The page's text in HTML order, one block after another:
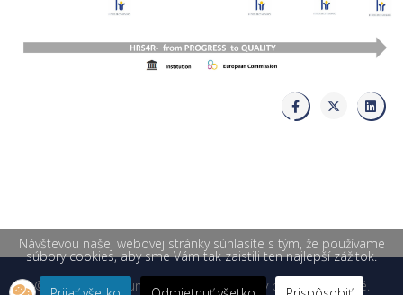
© 2026 Žilinská univerzita v Žiline. Všetky práva vyhradené.
Návštevou našej webovej stránky súhlasíte s tým, že používame
súbory cookies, aby sme Vám tak zaistili ten najlepší zážitok.